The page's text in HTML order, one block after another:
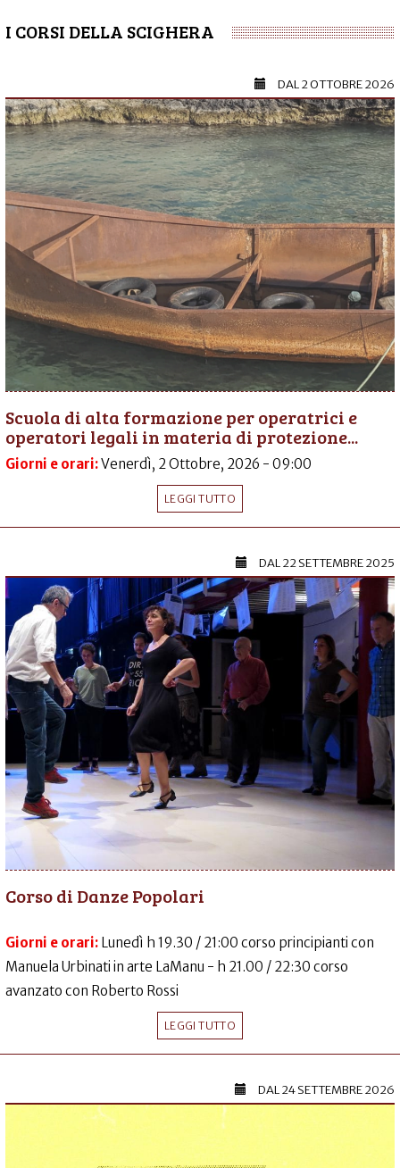
I CORSI DELLA SCIGHERA
DAL2 OTTOBRE 2026
Scuola di alta formazione per operatrici e
operatori legali in materia di protezione...
Giorni e orari:Venerdì, 2 Ottobre, 2026 - 09:00
LEGGI TUTTO
DAL22 SETTEMBRE 2025
Corso di Danze Popolari
Giorni e orari: Lunedì h 19.30 / 21:00 corso principianti con
Manuela Urbinati in arte LaManu - h 21.00 / 22:30 corso
avanzato con Roberto Rossi
LEGGI TUTTO
DAL24 SETTEMBRE 2026